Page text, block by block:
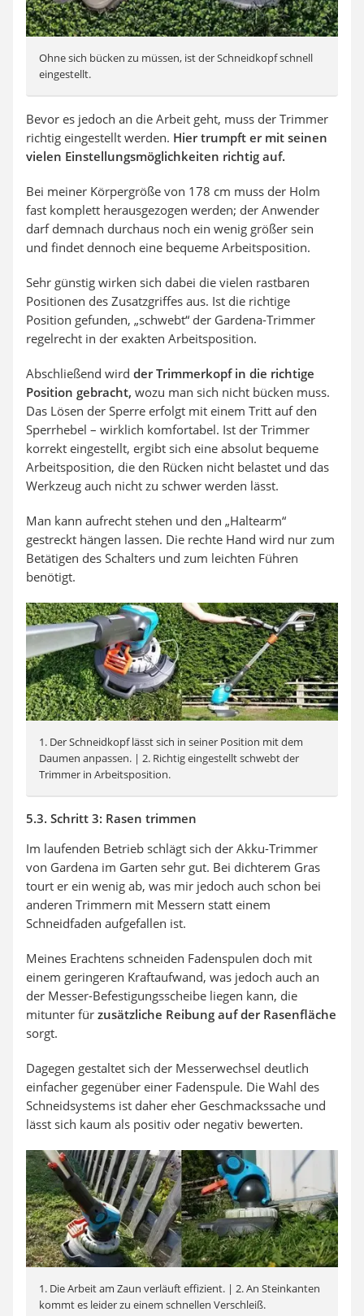
Ohne sich bücken zu müssen, ist der Schneidkopf schnell
eingestellt.
Bevor es jedoch an die Arbeit geht, muss der Trimmer
richtig eingestellt werden. Hier trumpft er mit seinen
vielen Einstellungsmöglichkeiten richtig auf.
Bei meiner Körpergröße von 178 cm muss der Holm
fast komplett herausgezogen werden; der Anwender
darf demnach durchaus noch ein wenig größer sein
und findet dennoch eine bequeme Arbeitsposition.
Sehr günstig wirken sich dabei die vielen rastbaren
Positionen des Zusatzgriffes aus. Ist die richtige
Position gefunden, „schwebt“ der Gardena-Trimmer
regelrecht in der exakten Arbeitsposition.
Abschließend wird der Trimmerkopf in die richtige
Position gebracht, wozu man sich nicht bücken muss.
Das Lösen der Sperre erfolgt mit einem Tritt auf den
Sperrhebel – wirklich komfortabel. Ist der Trimmer
korrekt eingestellt, ergibt sich eine absolut bequeme
Arbeitsposition, die den Rücken nicht belastet und das
Werkzeug auch nicht zu schwer werden lässt.
Man kann aufrecht stehen und den „Haltearm“
gestreckt hängen lassen. Die rechte Hand wird nur zum
Betätigen des Schalters und zum leichten Führen
benötigt.
1. Der Schneidkopf lässt sich in seiner Position mit dem
Daumen anpassen. | 2. Richtig eingestellt schwebt der
Trimmer in Arbeitsposition.
5.3. Schritt 3: Rasen trimmen
Im laufenden Betrieb schlägt sich der Akku-Trimmer
von Gardena im Garten sehr gut. Bei dichterem Gras
tourt er ein wenig ab, was mir jedoch auch schon bei
anderen Trimmern mit Messern statt einem
Schneidfaden aufgefallen ist.
Meines Erachtens schneiden Fadenspulen doch mit
einem geringeren Kraftaufwand, was jedoch auch an
der Messer-Befestigungsscheibe liegen kann, die
mitunter für zusätzliche Reibung auf der Rasenfläche
sorgt.
Dagegen gestaltet sich der Messerwechsel deutlich
einfacher gegenüber einer Fadenspule. Die Wahl des
Schneidsystems ist daher eher Geschmackssache und
lässt sich kaum als positiv oder negativ bewerten.
1. Die Arbeit am Zaun verläuft effizient. | 2. An Steinkanten
kommt es leider zu einem schnellen Verschleiß.